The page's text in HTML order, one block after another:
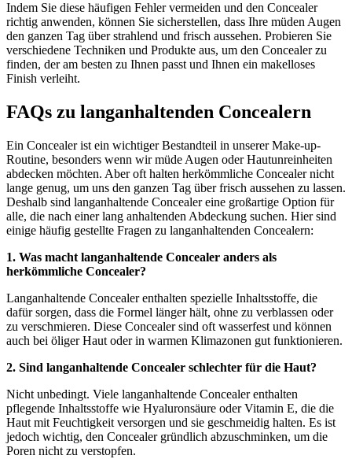
Indem Sie diese häufigen Fehler vermeiden und den Concealer
richtig anwenden, können Sie sicherstellen, dass Ihre müden Augen
den ganzen Tag über strahlend und frisch aussehen. Probieren Sie
verschiedene Techniken und Produkte aus, um den Concealer zu
finden, der am besten zu Ihnen passt und Ihnen ein makelloses
Finish verleiht.
FAQs zu langanhaltenden Concealern
Ein Concealer ist ein wichtiger Bestandteil in unserer Make-up-
Routine, besonders wenn wir müde Augen oder Hautunreinheiten
abdecken möchten. Aber oft halten herkömmliche Concealer nicht
lange genug, um uns den ganzen Tag über frisch aussehen zu lassen.
Deshalb sind langanhaltende Concealer eine großartige Option für
alle, die nach einer lang anhaltenden Abdeckung suchen. Hier sind
einige häufig gestellte Fragen zu langanhaltenden Concealern:
1. Was macht langanhaltende Concealer anders als
herkömmliche Concealer?
Langanhaltende Concealer enthalten spezielle Inhaltsstoffe, die
dafür sorgen, dass die Formel länger hält, ohne zu verblassen oder
zu verschmieren. Diese Concealer sind oft wasserfest und können
auch bei öliger Haut oder in warmen Klimazonen gut funktionieren.
2. Sind langanhaltende Concealer schlechter für die Haut?
Nicht unbedingt. Viele langanhaltende Concealer enthalten
pflegende Inhaltsstoffe wie Hyaluronsäure oder Vitamin E, die die
Haut mit Feuchtigkeit versorgen und sie geschmeidig halten. Es ist
jedoch wichtig, den Concealer gründlich abzuschminken, um die
Poren nicht zu verstopfen.